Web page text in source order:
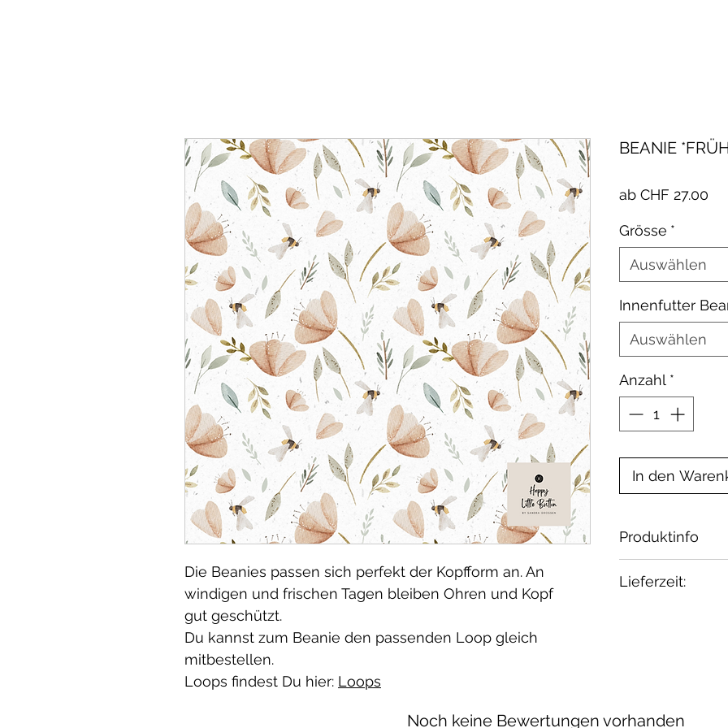
Die Beanies passen sich perfekt der Kopfform an. An
windigen und frischen Tagen bleiben Ohren und Kopf
gut geschützt.
Du kannst zum Beanie den passenden Loop gleich
mitbestellen.
Loops findest Du hier: Loops
BEANIE
ab CHF 27.00
Grösse *
Auswählen
Innenfutter
Auswählen
Anzahl *
In den
Produktinfo
Zertifikat: Oeko
Lieferzeit:
Noch keine Bewertungen vorhanden